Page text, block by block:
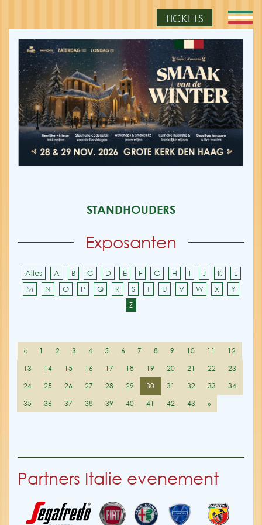
TICKETS
STANDHOUDERS
Exposanten
Alles A B C D E F G H I J K
L
M
N O P Q R S T U V W X
Y
Z
« 1 2 3 4 5 6 7 8 9 10 11
12
13
14 15 16 17 18 19 20 21 22
23
24
25 26 27 28 29 30 31 32 33
34
35
36 37 38 39 40 41 42 43 »
Partners Italie evenement